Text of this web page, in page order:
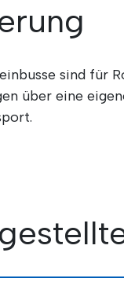
sind für
über eine